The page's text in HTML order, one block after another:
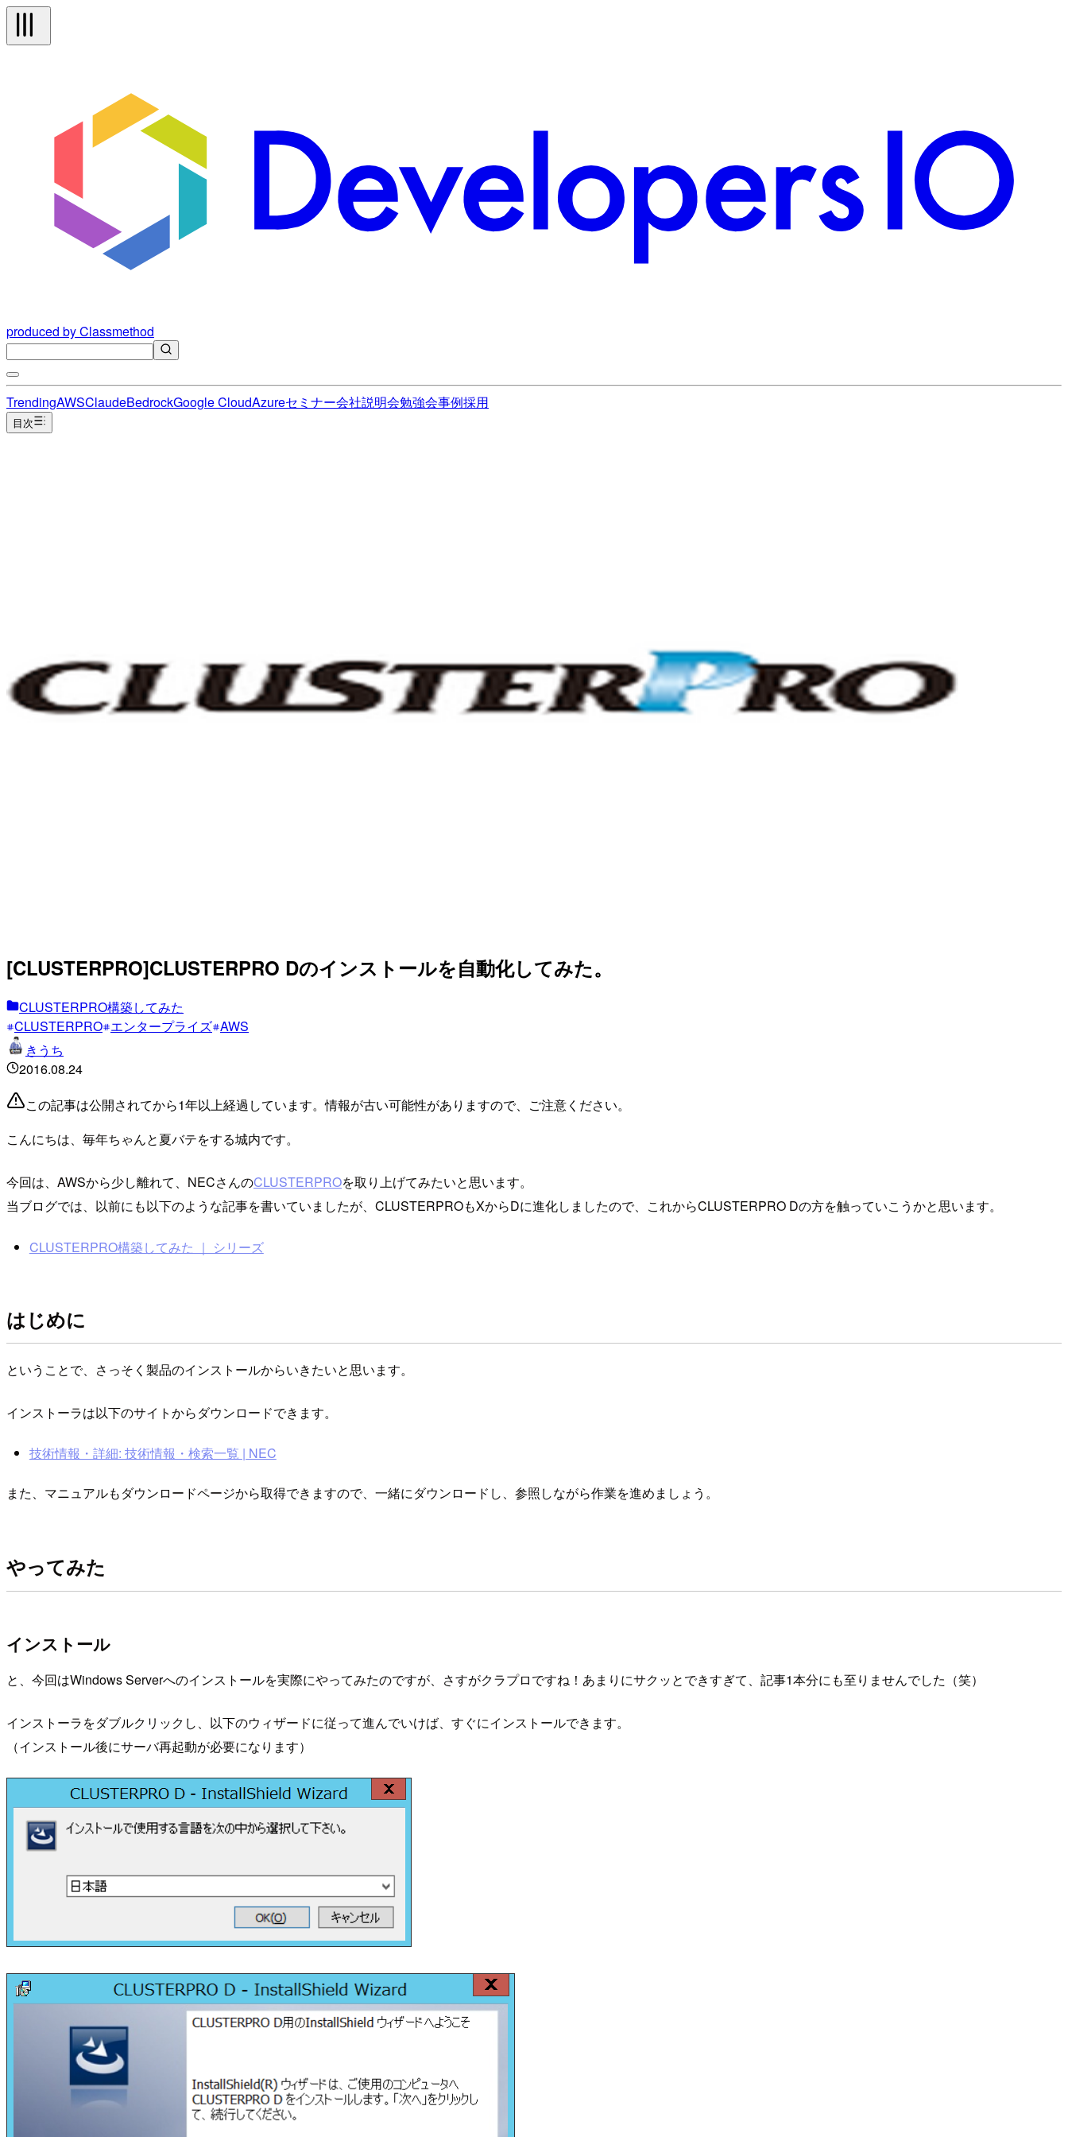
produced by Classmethod
TrendingAWSClaudeBedrockGoogle CloudAzureセミナー会社説明会勉強会事例採用
目次
[CLUSTERPRO]CLUSTERPRO Dのインストールを自動化してみた。
CLUSTERPRO構築してみた
CLUSTERPRO エンタープライズ AWS
きうち
2016.08.24
この記事は公開されてから1年以上経過しています。情報が古い可能性がありますので、ご注意ください。
こんにちは、毎年ちゃんと夏バテをする城内です。
今回は、AWSから少し離れて、NECさんのCLUSTERPROを取り上げてみたいと思います。
当ブログでは、以前にも以下のような記事を書いていましたが、CLUSTERPROもXからDに進化しましたので、これからCLUSTERPRO Dの方を触っていこうかと思います。
CLUSTERPRO構築してみた ｜ シリーズ
はじめに
ということで、さっそく製品のインストールからいきたいと思います。
インストーラは以下のサイトからダウンロードできます。
技術情報・詳細: 技術情報・検索一覧 | NEC
また、マニュアルもダウンロードページから取得できますので、一緒にダウンロードし、参照しながら作業を進めましょう。
やってみた
インストール
と、今回はWindows Serverへのインストールを実際にやってみたのですが、さすがクラプロですね！あまりにサクッとできすぎて、記事1本分にも至りませんでした（笑）
インストーラをダブルクリックし、以下のウィザードに従って進んでいけば、すぐにインストールできます。
（インストール後にサーバ再起動が必要になります）